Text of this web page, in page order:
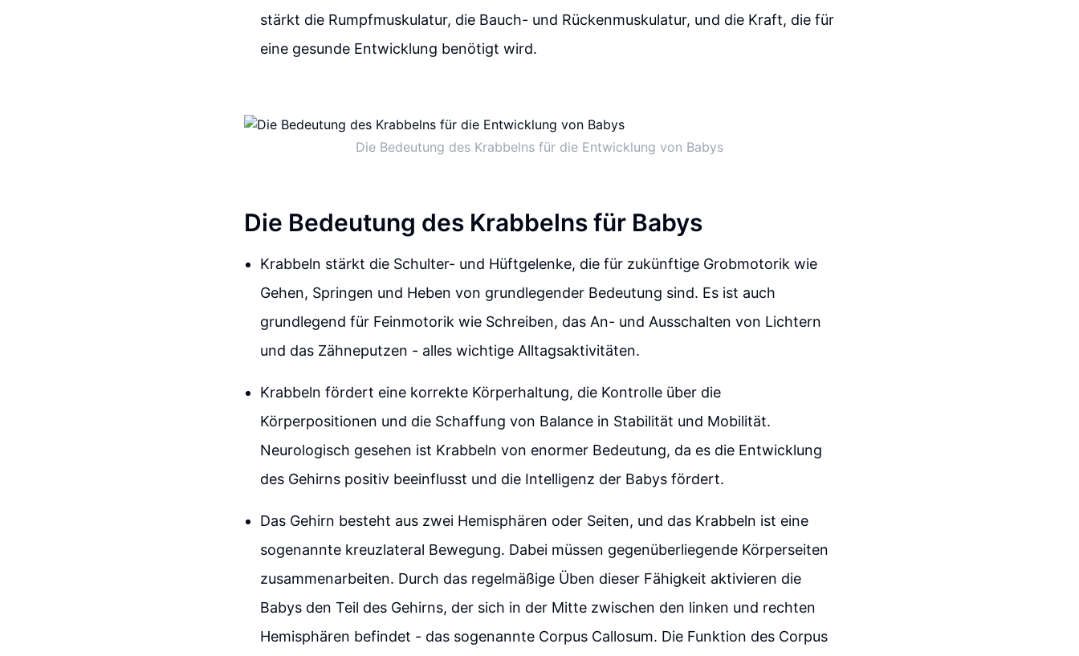
stärkt die Rumpfmuskulatur, die Bauch- und Rückenmuskulatur, und die Kraft, die für
eine gesunde Entwicklung benötigt wird.
Die Bedeutung des Krabbelns für die Entwicklung von Babys
Die Bedeutung des Krabbelns für Babys
Krabbeln stärkt die Schulter- und Hüftgelenke, die für zukünftige Grobmotorik wie
Gehen, Springen und Heben von grundlegender Bedeutung sind. Es ist auch
grundlegend für Feinmotorik wie Schreiben, das An- und Ausschalten von Lichtern
und das Zähneputzen - alles wichtige Alltagsaktivitäten.
Krabbeln fördert eine korrekte Körperhaltung, die Kontrolle über die
Körperpositionen und die Schaffung von Balance in Stabilität und Mobilität.
Neurologisch gesehen ist Krabbeln von enormer Bedeutung, da es die Entwicklung
des Gehirns positiv beeinflusst und die Intelligenz der Babys fördert.
Das Gehirn besteht aus zwei Hemisphären oder Seiten, und das Krabbeln ist eine
sogenannte kreuzlateral Bewegung. Dabei müssen gegenüberliegende Körperseiten
zusammenarbeiten. Durch das regelmäßige Üben dieser Fähigkeit aktivieren die
Babys den Teil des Gehirns, der sich in der Mitte zwischen den linken und rechten
Hemisphären befindet - das sogenannte Corpus Callosum. Die Funktion des Corpus